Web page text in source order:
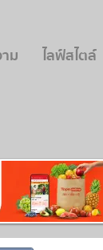
ม ไลฟ์สไตล์